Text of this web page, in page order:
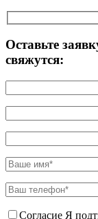
Оставьте
свяжутся:
Согласие Я